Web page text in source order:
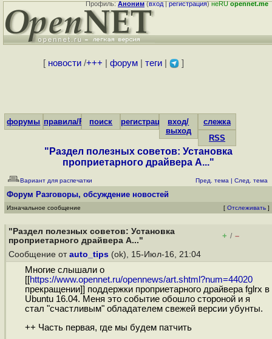
Профиль:Аноним(вход|регистрация)неRUopennet.me
[ новости/+++ форум| теги| ]
форумы правила/FAQпоиск регистрациявход/
выход
слежка
RSS
"Раздел полезных советов: Установка
проприетарного драйвера A..."
Вариант для распечатки Пред. тема | След. тема
Форум Разговоры, обсуждение новостей
Изначальное сообщение [ Отслеживать ]
"Раздел полезных советов: Установка
проприетарного драйвера A..."
+ / –
Сообщение от auto_tips (ok), 15-Июл-16, 21:04
Многие слышали о
[[https://www.opennet.ru/opennews/art.shtml?num=44020
прекращении]] поддержки проприетарного драйвера fglrx в
Ubuntu 16.04. Меня это событие обошло стороной и я
стал "счастливым" обладателем свежей версии убунты.
++ Часть первая, где мы будем патчить